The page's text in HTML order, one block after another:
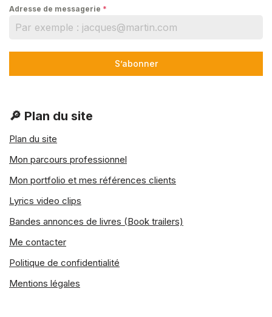
Adresse de messagerie *
S’abonner
🔎 Plan du site
Plan du site
Mon parcours professionnel
Mon portfolio et mes références clients
Lyrics video clips
Bandes annonces de livres (Book trailers)
Me contacter
Politique de confidentialité
Mentions légales